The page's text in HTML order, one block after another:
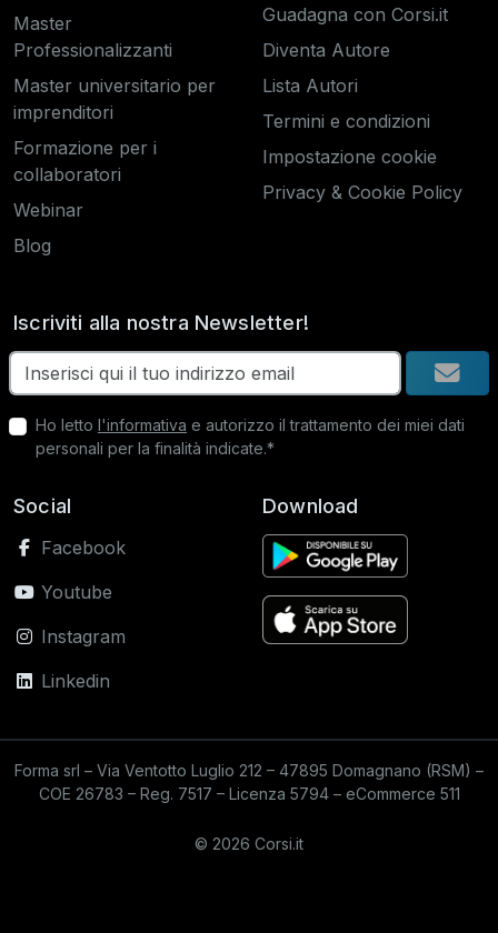
Master
Professionalizzanti
Master universitario per
imprenditori
Formazione per i
collaboratori
Webinar
Blog
Guadagna con Corsi.it
Diventa Autore
Lista Autori
Termini e condizioni
Impostazione cookie
Privacy & Cookie Policy
Iscriviti alla nostra Newsletter!
Ho letto l'informativa e autorizzo il trattamento dei miei dati
personali per la finalità indicate.*
Social
Facebook
Youtube
Instagram
Linkedin
Download
Forma srl – Via Ventotto Luglio 212 – 47895 Domagnano (RSM) –
COE 26783 – Reg. 7517 – Licenza 5794 – eCommerce 511
© 2026 Corsi.it